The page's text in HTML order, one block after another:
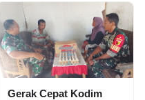
Gerak Cepat Kodim